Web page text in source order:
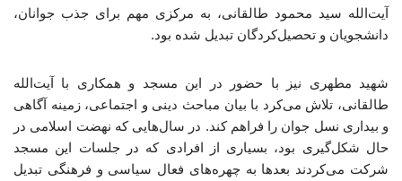
آیت‌الله سید محمود طالقانی، به مرکزی مهم برای جذب جوانان،
دانشجویان و تحصیل‌کردگان تبدیل شده بود.
شهید مطهری نیز با حضور در این مسجد و همکاری با آیت‌الله
طالقانی، تلاش می‌کرد با بیان مباحث دینی و اجتماعی، زمینه آگاهی
و بیداری نسل جوان را فراهم کند. در سال‌هایی که نهضت اسلامی در
حال شکل‌گیری بود، بسیاری از افرادی که در جلسات این مسجد
شرکت می‌کردند بعدها به چهره‌های فعال سیاسی و فرهنگی تبدیل